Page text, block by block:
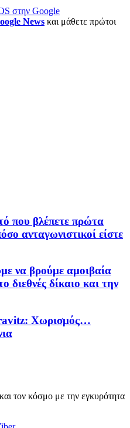
στην Google
News και μάθετε πρώτοι
που βλέπετε πρώτα
ανταγωνιστικοί είστε
να βρούμε αμοιβαία
διεθνές δίκαιο και την
Χωρισμός…
τον κόσμο με την εγκυρότητα